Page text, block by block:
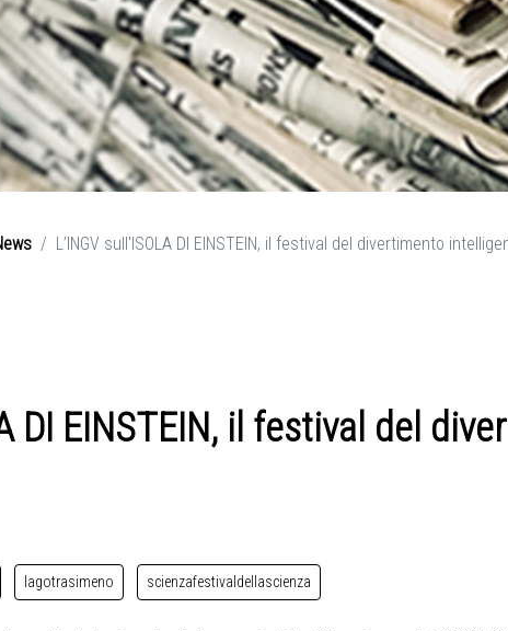
L’INGV sull'ISOLA DI EINSTEIN, il festival del divertimento
DI EINSTEIN, il festival del
lagotrasimeno scienzafestivaldellascienza